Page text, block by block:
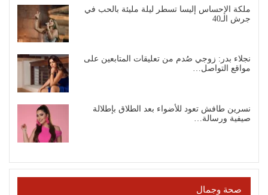
ملكة الإحساس إليسا تسطر ليلة مليئة بالحب في
جرش الـ40
نجلاء بدر: زوجي صُدم من تعليقات المتابعين على
مواقع التواصل…
نسرين طافش تعود للأضواء بعد الطلاق بإطلالة
صيفية ورسالة…
صحة وجمال